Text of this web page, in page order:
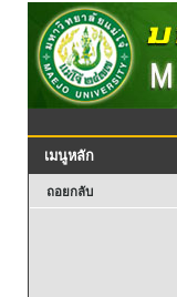
เมนูหลัก
ถอยกลับ